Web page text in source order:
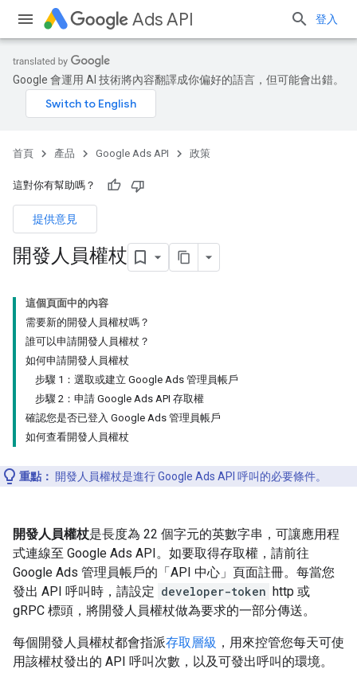
Ads API 登入
Google 會運用 AI 技術將內容翻譯成你偏好的語言，但可能會出錯。
首頁 產品 Google Ads API 政策
這對你有幫助嗎？
提供意見
開發人員權杖
這個頁面中的內容
需要新的開發人員權杖嗎？
誰可以申請開發人員權杖？
如何申請開發人員權杖
步驟 1：選取或建立 Google Ads 管理員帳戶
步驟 2：申請 Google Ads API 存取權
確認您是否已登入 Google Ads 管理員帳戶
如何查看開發人員權杖
重點： 開發人員權杖是進行 Google Ads API 呼叫的必要條件。
開發人員權杖是長度為 22 個字元的英數字串，可讓應用程
式連線至 Google Ads API。如要取得存取權，請前往
Google Ads 管理員帳戶的「API 中心」 頁面註冊。每當您
發出 API 呼叫時，請設定 developer-token http 或
gRPC 標頭，將開發人員權杖做為要求的一部分傳送。
每個開發人員權杖都會指派存取層級 ，用來控管您每天可使
用該權杖發出的 API 呼叫次數，以及可發出呼叫的環境。